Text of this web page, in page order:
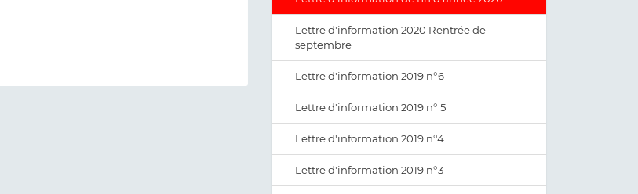
Lettre d'information 2020 Rentrée de
septembre
Lettre d'information 2019 n°6
Lettre d'information 2019 n° 5
Lettre d'information 2019 n°4
Lettre d'information 2019 n°3